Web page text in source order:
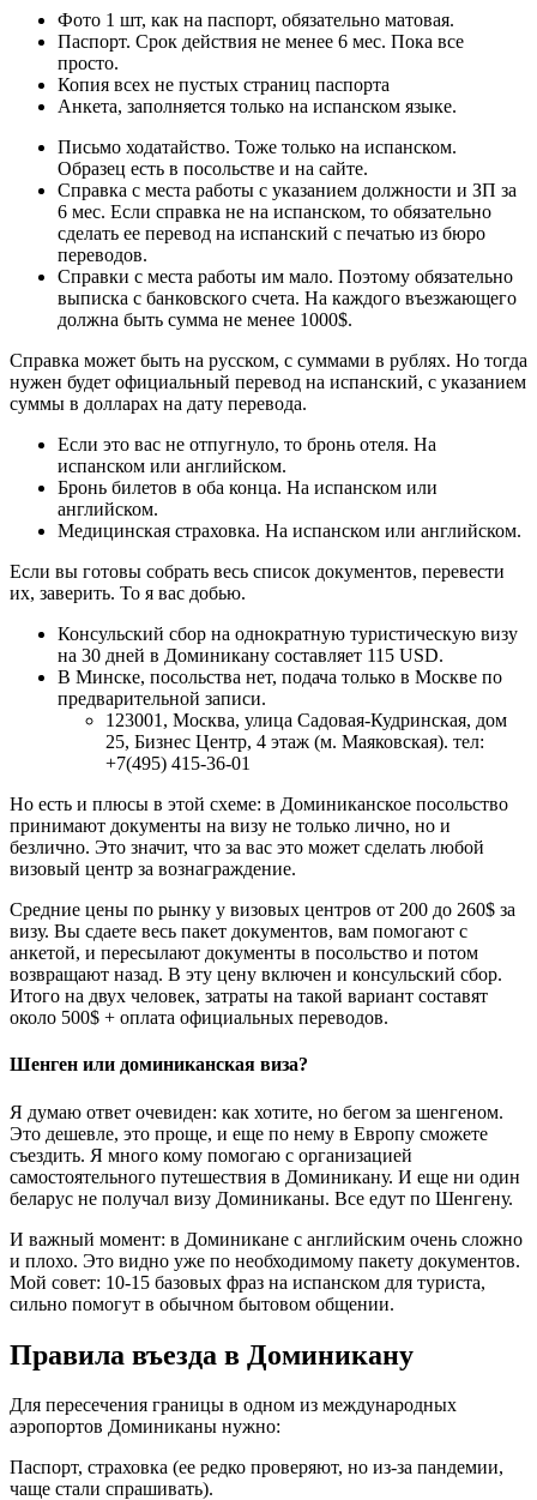
Фото 1 шт, как на паспорт, обязательно матовая.
Паспорт. Срок действия не менее 6 мес. Пока все
просто.
Копия всех не пустых страниц паспорта
Анкета, заполняется только на испанском языке.
Письмо ходатайство. Тоже только на испанском.
Образец есть в посольстве и на сайте.
Справка с места работы с указанием должности и ЗП за
6 мес. Если справка не на испанском, то обязательно
сделать ее перевод на испанский с печатью из бюро
переводов.
Справки с места работы им мало. Поэтому обязательно
выписка с банковского счета. На каждого въезжающего
должна быть сумма не менее 1000$.
Справка может быть на русском, с суммами в рублях. Но тогда
нужен будет официальный перевод на испанский, с указанием
суммы в долларах на дату перевода.
Если это вас не отпугнуло, то бронь отеля. На
испанском или английском.
Бронь билетов в оба конца. На испанском или
английском.
Медицинская страховка. На испанском или английском.
Если вы готовы собрать весь список документов, перевести
их, заверить. То я вас добью.
Консульский сбор на однократную туристическую визу
на 30 дней в Доминикану составляет 115 USD.
В Минске, посольства нет, подача только в Москве по
предварительной записи.
123001, Москва, улица Садовая-Кудринская, дом
25, Бизнес Центр, 4 этаж (м. Маяковская). тел:
+7(495) 415-36-01
Но есть и плюсы в этой схеме: в Доминиканское посольство
принимают документы на визу не только лично, но и
безлично. Это значит, что за вас это может сделать любой
визовый центр за вознаграждение.
Средние цены по рынку у визовых центров от 200 до 260$ за
визу. Вы сдаете весь пакет документов, вам помогают с
анкетой, и пересылают документы в посольство и потом
возвращают назад. В эту цену включен и консульский сбор.
Итого на двух человек, затраты на такой вариант составят
около 500$ + оплата официальных переводов.
Шенген или доминиканская виза?
Я думаю ответ очевиден: как хотите, но бегом за шенгеном.
Это дешевле, это проще, и еще по нему в Европу сможете
съездить. Я много кому помогаю с организацией
самостоятельного путешествия в Доминикану. И еще ни один
беларус не получал визу Доминиканы. Все едут по Шенгену.
И важный момент: в Доминикане с английским очень сложно
и плохо. Это видно уже по необходимому пакету документов.
Мой совет: 10-15 базовых фраз на испанском для туриста,
сильно помогут в обычном бытовом общении.
Правила въезда в Доминикану
Для пересечения границы в одном из международных
аэропортов Доминиканы нужно:
Паспорт, страховка (ее редко проверяют, но из-за пандемии,
чаще стали спрашивать).